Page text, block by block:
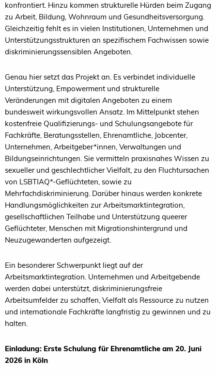
konfrontiert. Hinzu kommen strukturelle Hürden beim Zugang
zu Arbeit, Bildung, Wohnraum und Gesundheitsversorgung.
Gleichzeitig fehlt es in vielen Institutionen, Unternehmen und
Unterstützungsstrukturen an spezifischem Fachwissen sowie
diskriminierungssensiblen Angeboten.
Genau hier setzt das Projekt an. Es verbindet individuelle
Unterstützung, Empowerment und strukturelle
Veränderungen mit digitalen Angeboten zu einem
bundesweit wirkungsvollen Ansatz. Im Mittelpunkt stehen
kostenfreie Qualifizierungs- und Schulungsangebote für
Fachkräfte, Beratungsstellen, Ehrenamtliche, Jobcenter,
Unternehmen, Arbeitgeber*innen, Verwaltungen und
Bildungseinrichtungen. Sie vermitteln praxisnahes Wissen zu
sexueller und geschlechtlicher Vielfalt, zu den Fluchtursachen
von LSBTIAQ*-Geflüchteten, sowie zu
Mehrfachdiskriminierung. Darüber hinaus werden konkrete
Handlungsmöglichkeiten zur Arbeitsmarktintegration,
gesellschaftlichen Teilhabe und Unterstützung queerer
Geflüchteter, Menschen mit Migrationshintergrund und
Neuzugewanderten aufgezeigt.
Ein besonderer Schwerpunkt liegt auf der
Arbeitsmarktintegration. Unternehmen und Arbeitgebende
werden dabei unterstützt, diskriminierungsfreie
Arbeitsumfelder zu schaffen, Vielfalt als Ressource zu nutzen
und internationale Fachkräfte langfristig zu gewinnen und zu
halten.
Einladung: Erste Schulung für Ehrenamtliche am 20. Juni
2026 in Köln